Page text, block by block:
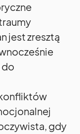
jest zresztą
do
gdy